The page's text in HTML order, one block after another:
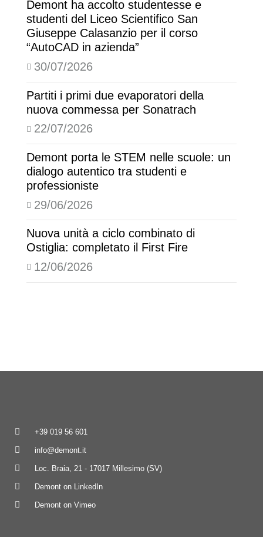
Demont ha accolto studentesse e
studenti del Liceo Scientifico San
Giuseppe Calasanzio per il corso
“AutoCAD in azienda”
30/07/2026
Partiti i primi due evaporatori della
nuova commessa per Sonatrach
22/07/2026
Demont porta le STEM nelle scuole: un
dialogo autentico tra studenti e
professioniste
29/06/2026
Nuova unità a ciclo combinato di
Ostiglia: completato il First Fire
12/06/2026
+39 019 56 601
info@demont.it
Loc. Braia, 21 - 17017 Millesimo (SV)
Demont on LinkedIn
Demont on Vimeo